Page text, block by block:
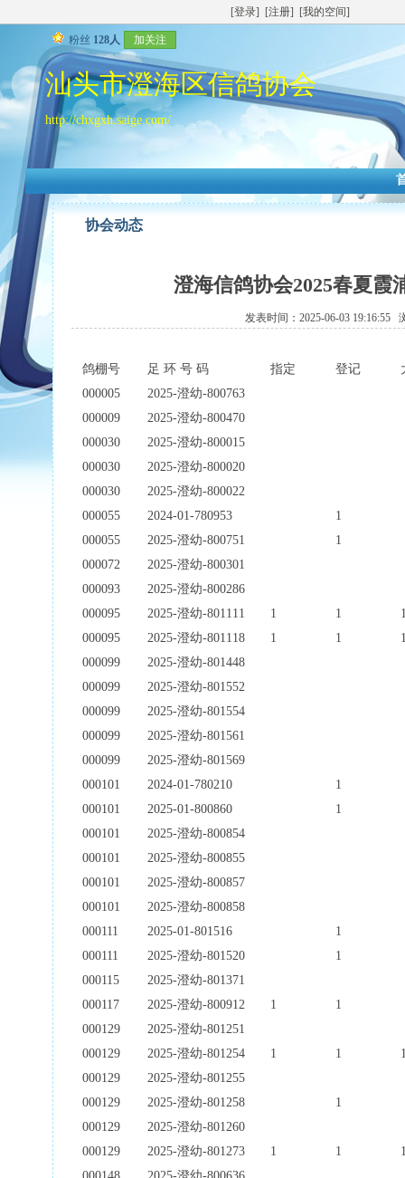
[登录] [注册] [我的空间]
粉丝 128人 加关注
汕头市澄海区信鸽协会
http://chxgxh.saige.com/
协会动态
澄海信鸽协会2025春夏霞
发表时间：2025-06-03 19:16:55
鸽棚号 足 环 号 码 指定 登记
000005
2025-澄幼-800763
000009
2025-澄幼-800470
000030
2025-澄幼-800015
000030
2025-澄幼-800020
000030
2025-澄幼-800022
000055
2024-01-780953
1
000055
2025-澄幼-800751
1
000072
2025-澄幼-800301
000093
2025-澄幼-800286
000095
2025-澄幼-801111 1 1
000095
2025-澄幼-801118 1 1
000099
2025-澄幼-801448
000099
2025-澄幼-801552
000099
2025-澄幼-801554
000099
2025-澄幼-801561
000099
2025-澄幼-801569
000101
2024-01-780210
1
000101
2025-01-800860
1
000101
2025-澄幼-800854
000101
2025-澄幼-800855
000101
2025-澄幼-800857
000101
2025-澄幼-800858
000111
2025-01-801516
1
000111
2025-澄幼-801520
1
000115
2025-澄幼-801371
000117
2025-澄幼-800912 1
1
000129
2025-澄幼-801251
000129
2025-澄幼-801254 1 1
000129
2025-澄幼-801255
000129
2025-澄幼-801258
1
000129
2025-澄幼-801260
000129
2025-澄幼-801273 1 1